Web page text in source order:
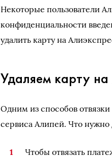
Некоторые пользователи
конфиденциальности
удалить карту на
Удаляем карту
Одним из способов
сервиса Алипей. Что нужно
Чтобы отвязать